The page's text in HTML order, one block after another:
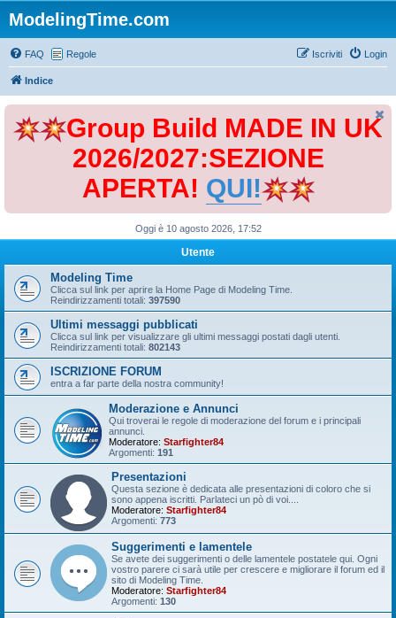
ModelingTime.com
FAQ Regole Login
Iscriviti
Indice
Group Build MADE IN UK
2026/2027:SEZIONE
APERTA! QUI!
Oggi è 10 agosto 2026, 17:52
Utente
Modeling Time
Clicca sul link per aprire la Home Page di Modeling Time.
Reindirizzamenti totali: 397590
Ultimi messaggi pubblicati
Clicca sul link per visualizzare gli ultimi messaggi postati dagli utenti.
Reindirizzamenti totali: 802143
ISCRIZIONE FORUM
entra a far parte della nostra community!
Moderazione e Annunci
Qui troverai le regole di moderazione del forum e i principali
annunci.
Moderatore: Starfighter84
Argomenti: 191
Presentazioni
Questa sezione è dedicata alle presentazioni di coloro che si
sono appena iscritti. Parlateci un pò di voi....
Moderatore: Starfighter84
Argomenti: 773
Suggerimenti e lamentele
Se avete dei suggerimenti o delle lamentele postatele qui. Ogni
vostro parere ci sarà utile per crescere e migliorare il forum ed il
sito di Modeling Time.
Moderatore: Starfighter84
Argomenti: 130